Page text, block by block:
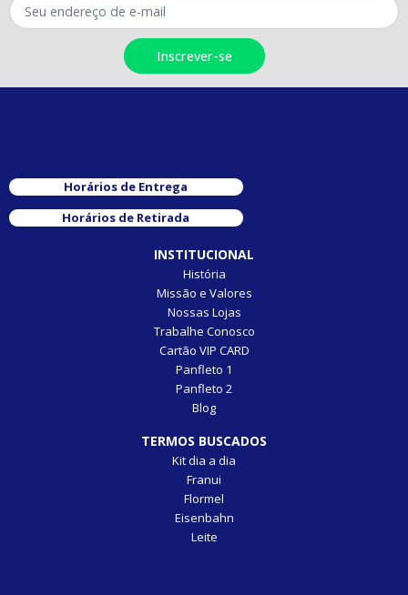
Horários de Entrega
Horários de Retirada
INSTITUCIONAL
História
Missão e Valores
Nossas Lojas
Trabalhe Conosco
Cartão VIP CARD
Panfleto 1
Panfleto 2
Blog
TERMOS BUSCADOS
Kit dia a dia
Franui
Flormel
Eisenbahn
Leite